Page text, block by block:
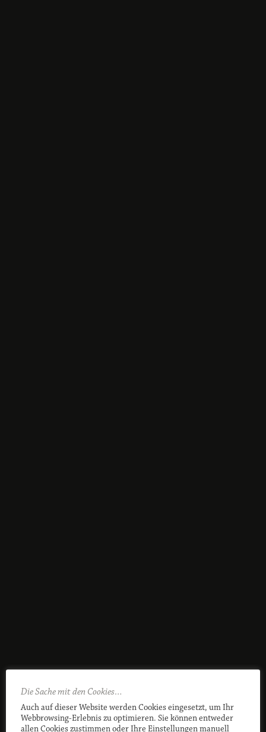
Die Sache mit den Cookies…
Auch auf dieser Website werden Cookies eingesetzt, um Ihr
Webbrowsing-Erlebnis zu optimieren. Sie können entweder
allen Cookies zustimmen oder Ihre Einstellungen manuell